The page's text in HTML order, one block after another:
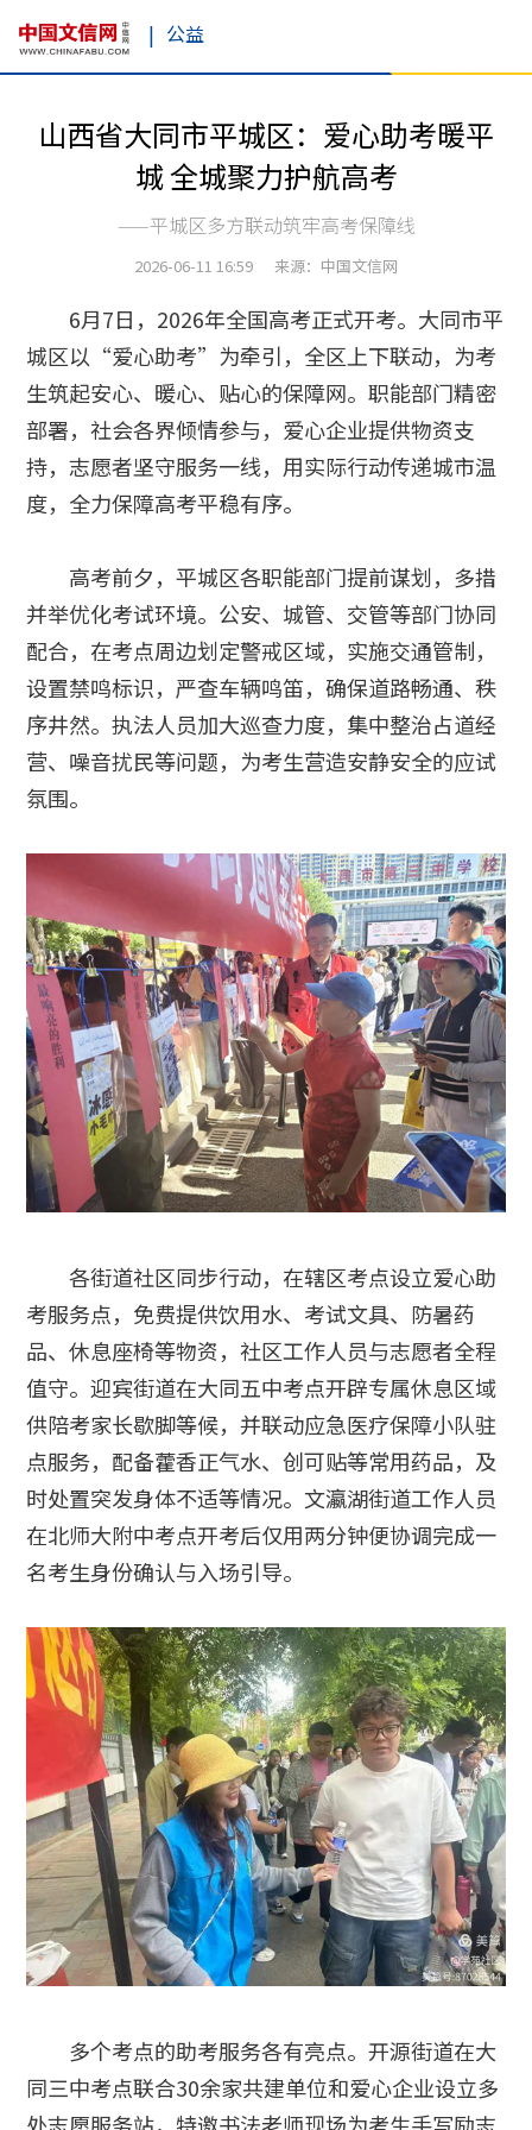
| 公益
山西省大同市平城区：爱心助考暖平
城 全城聚力护航高考
——平城区多方联动筑牢高考保障线
2026-06-11 16:59 来源：中国文信网
6月7日，2026年全国高考正式开考。大同市平
城区以“爱心助考”为牵引，全区上下联动，为考
生筑起安心、暖心、贴心的保障网。职能部门精密
部署，社会各界倾情参与，爱心企业提供物资支
持，志愿者坚守服务一线，用实际行动传递城市温
度，全力保障高考平稳有序。
高考前夕，平城区各职能部门提前谋划，多措
并举优化考试环境。公安、城管、交管等部门协同
配合，在考点周边划定警戒区域，实施交通管制，
设置禁鸣标识，严查车辆鸣笛，确保道路畅通、秩
序井然。执法人员加大巡查力度，集中整治占道经
营、噪音扰民等问题，为考生营造安静安全的应试
氛围。
各街道社区同步行动，在辖区考点设立爱心助
考服务点，免费提供饮用水、考试文具、防暑药
品、休息座椅等物资，社区工作人员与志愿者全程
值守。迎宾街道在大同五中考点开辟专属休息区域
供陪考家长歇脚等候，并联动应急医疗保障小队驻
点服务，配备藿香正气水、创可贴等常用药品，及
时处置突发身体不适等情况。文瀛湖街道工作人员
在北师大附中考点开考后仅用两分钟便协调完成一
名考生身份确认与入场引导。
多个考点的助考服务各有亮点。开源街道在大
同三中考点联合30余家共建单位和爱心企业设立多